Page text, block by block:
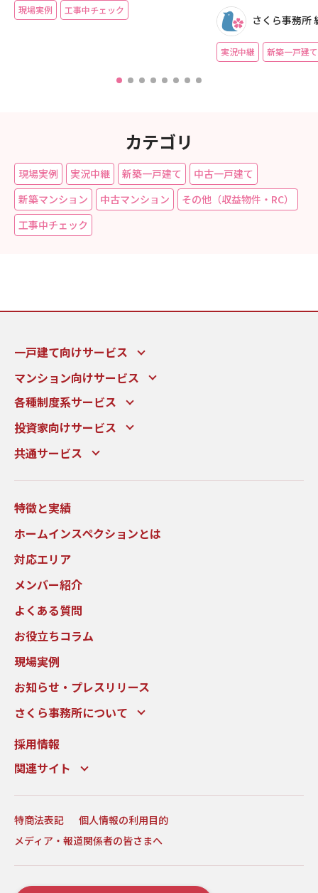
現場実例 工事中チェック
さくら事務所
実況中継 新築一戸建て
カテゴリ
現場実例 実況中継 新築一戸建て
中古一戸建て
新築マンション
中古マンション
その他（収益物件・RC）
工事中チェック
一戸建て向けサービス
マンション向けサービス
各種制度系サービス
投資家向けサービス
共通サービス
特徴と実績
ホームインスペクションとは
対応エリア
メンバー紹介
よくある質問
お役立ちコラム
現場実例
お知らせ・プレスリリース
さくら事務所について
採用情報
関連サイト
特商法表記
個人情報の利用目的
メディア・報道関係者の皆さまへ